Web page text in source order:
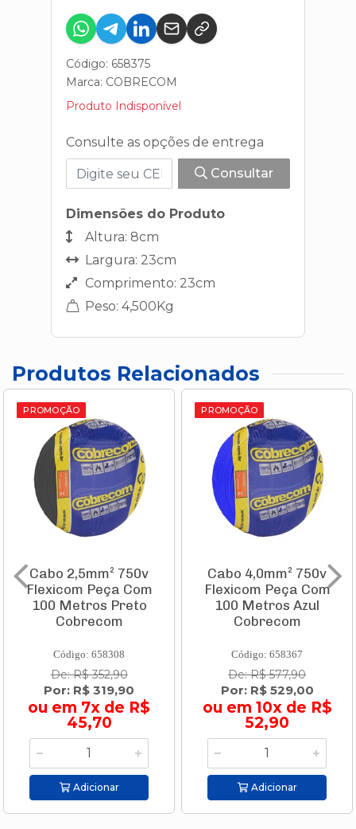
Código: 658375
Marca: COBRECOM
Produto Indisponível
Consulte as opções de entrega
Consultar
Dimensões do Produto
Altura: 8cm
Largura: 23cm
Comprimento: 23cm
Peso: 4,500Kg
Produtos Relacionados
PROMOÇÃO
Cabo 2,5mm² 750v
Flexicom Peça Com
100 Metros Preto
Cobrecom
Código: 658308
De: R$ 352,90
Por: R$ 319,90
ou em 7x de R$
45,70
Adicionar
PROMOÇÃO
Cabo 4,0mm² 750v
Flexicom Peça Com
100 Metros Azul
Cobrecom
Código: 658367
De: R$ 577,90
Por: R$ 529,00
ou em 10x de R$
52,90
Adicionar